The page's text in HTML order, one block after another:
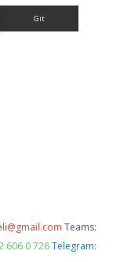
Teams:
606 0 726 Telegram: